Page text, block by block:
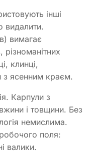
інші
видалити.
вимагає
різноманітних
клинці,
з ясенним краєм.
Карпули з
і товщини. Без
немислима.
поля:
валики.